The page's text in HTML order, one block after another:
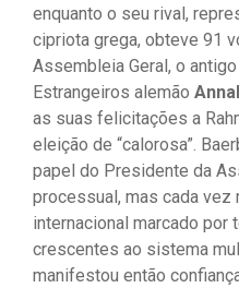
enquanto o seu rival,
cipriota grega, obteve 91
Assembleia Geral, o
Estrangeiros alemão
as suas felicitações a
eleição de “calorosa”.
papel do Presidente da
processual, mas cada vez
internacional marcado
crescentes ao sistema
manifestou então